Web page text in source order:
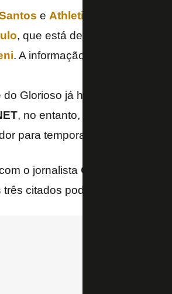
e Athletico-PR
, que está deixando o
. A informação é do jornalista
do Glorioso já havia sido
, no entanto, fontes da
para temporada 2023.
o jornalista Gabriel Sá,
três citados podem formalizar